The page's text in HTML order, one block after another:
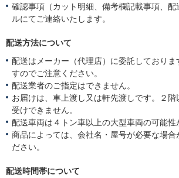
確認事項（カット明細、備考欄記載事項、
ルにてご連絡いたします。
配送方法について
配送はメーカー（代理店）に委託しており
すのでご注意ください。
配送業者のご指定はできません。
お届けは、車上渡し又は軒先渡しです。２
受けできません。
配送車両は４トン車以上の大型車両の可能性
商品によっては、会社名・屋号が必要な場
ださい。
配送時間帯について